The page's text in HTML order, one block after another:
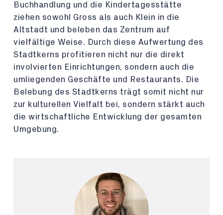
Buchhandlung und die Kindertagesstätte
ziehen sowohl Gross als auch Klein in die
Altstadt und beleben das Zentrum auf
vielfältige Weise. Durch diese Aufwertung des
Stadtkerns profitieren nicht nur die direkt
involvierten Einrichtungen, sondern auch die
umliegenden Geschäfte und Restaurants. Die
Belebung des Stadtkerns trägt somit nicht nur
zur kulturellen Vielfalt bei, sondern stärkt auch
die wirtschaftliche Entwicklung der gesamten
Umgebung.